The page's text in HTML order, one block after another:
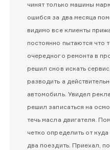
чинят только машины
ошибся за два месяца
видимо все клиенты
постоянно пытаются что
очередного ремонта в
решил снов искать
разводить а
автомобиль. Увидел
решил записаться на
течь масла двигателя.
четко определить от
два поездить. Приехал,